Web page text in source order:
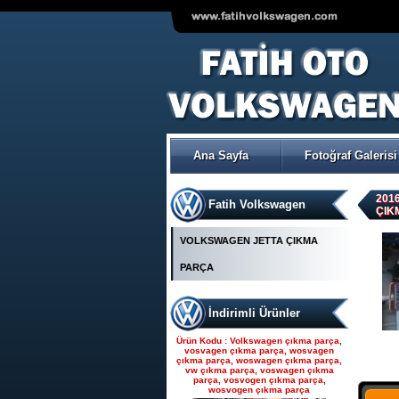
Ana Sayfa Fotoğraf Galerisi
Fatih Volkswagen
VOLKSWAGEN JETTA ÇIKMA
PARÇA
İndirimli Ürünler
VOLKSWAGEN POLO ÇIKMA
ORJİNAL TRW-KOYO
POMPASI
Ürün Kodu : Seat çıkma parça, seat
çıkma, seat parça, seat yedek parça,
seat çıkma orjinal parça, seat çıkma
yedekleri, ankara seat parça, fatih seat,
fatih seat parçaları,
Seat çıkma parça, seat
çıkma, seat parça, seat
yedek parça, seat çıkma
orjinal parça, seat çıkma par
Ürün Kodu : Volkswagen çıkma parça,
vosvagen çıkma parça, wosvagen
çıkma parça, woswagen çıkma parça,
vw çıkma parça, voswagen çıkma
parça, vosvogen çıkma parça,
wosvogen çıkma parça